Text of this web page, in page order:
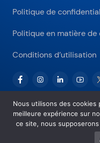
Politique de
Politique en matière de
Conditions d’utilisation
Copyright
Nous utilisons des cookies
meilleure expérience sur
ce site, nous